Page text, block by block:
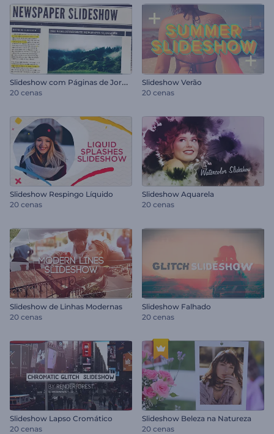
S
lideshow com Páginas de Jornal
20 cenas
Slideshow Verão
20 cenas
Slideshow Respingo Líquido
20 cenas
Slideshow Aquarela
20 cenas
Slideshow de Linhas Modernas
20 cenas
Slideshow Falhado
20 cenas
Slideshow Lapso Cromático
20 cenas
Slideshow Beleza na Natureza
20 cenas